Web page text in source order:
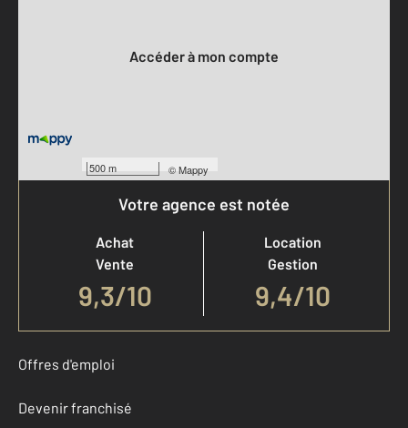
500 m ©Mappy
Accéder à mon compte
Votre agence est notée
Achat
Vente
9,3/10
Location
Gestion
9,4/10
Offres d'emploi
Devenir franchisé